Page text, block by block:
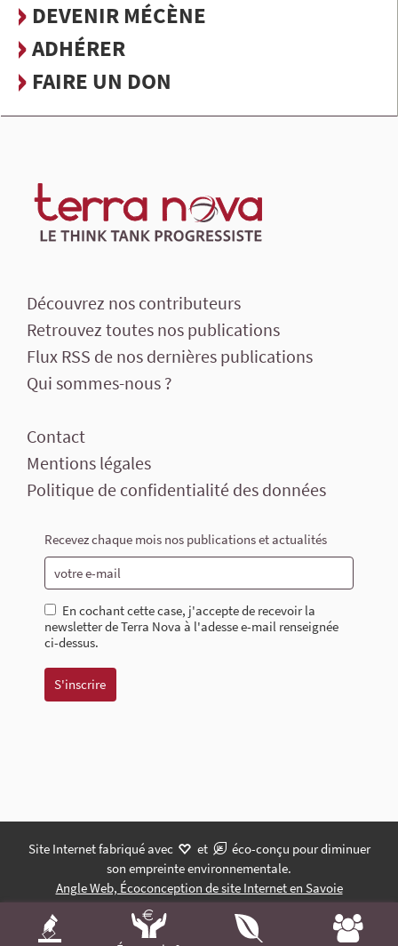
DEVENIR MÉCÈNE
ADHÉRER
FAIRE UN DON
Découvrez nos contributeurs
Retrouvez toutes nos publications
Flux RSS de nos dernières publications
Qui sommes-nous ?
Contact
Mentions légales
Politique de confidentialité des données
Recevez chaque mois nos publications et actualités
En cochant cette case, j'accepte de recevoir la
newsletter de Terra Nova à l'adesse e-mail renseignée
ci-dessus.
Site Internet fabriqué avec et
éco-conçu pour diminuer
son empreinte environnementale.
Angle Web, Écoconception de site Internet en Savoie